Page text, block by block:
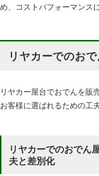
め、コストパフォーマンス
リヤカーでのお
リヤカー屋台でおでんを販
お客様に選ばれるための工
リヤカーでのおでん
夫と差別化